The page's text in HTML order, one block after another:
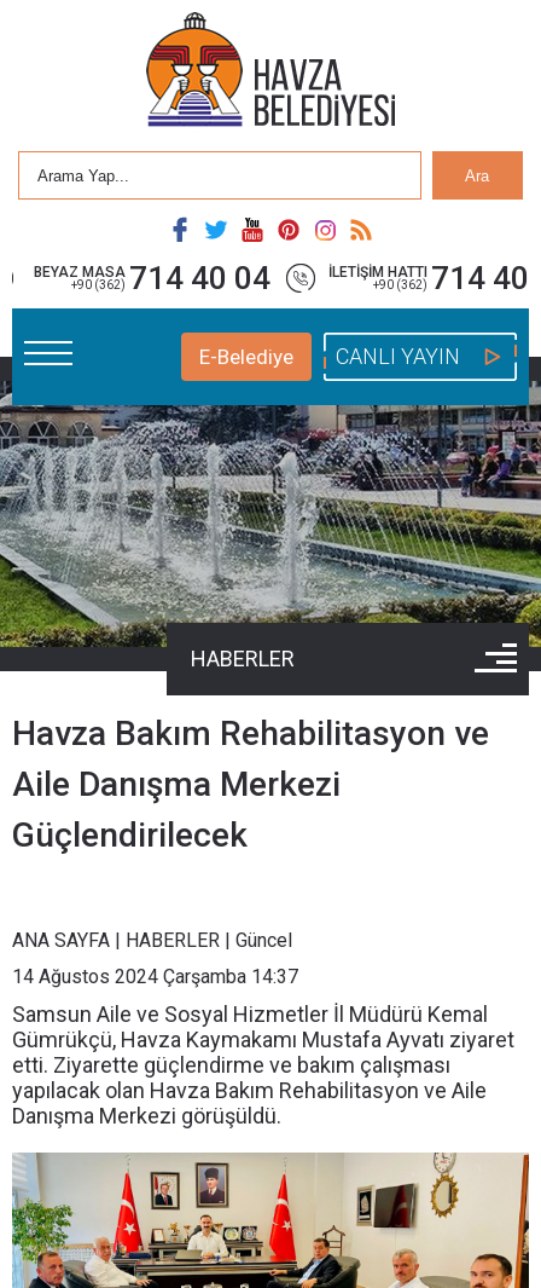
Ara
İLETİŞİM HATTI
+90 (362) 714 40
BEYAZ MASA
+90 (362) 714 40 04
E-Belediye CANLI YAYIN
HABERLER
Havza Bakım Rehabilitasyon ve
Aile Danışma Merkezi
Güçlendirilecek
ANA SAYFA | HABERLER | Güncel
14 Ağustos 2024 Çarşamba 14:37
Samsun Aile ve Sosyal Hizmetler İl Müdürü Kemal
Gümrükçü, Havza Kaymakamı Mustafa Ayvatı ziyaret
etti. Ziyarette güçlendirme ve bakım çalışması
yapılacak olan Havza Bakım Rehabilitasyon ve Aile
Danışma Merkezi görüşüldü.